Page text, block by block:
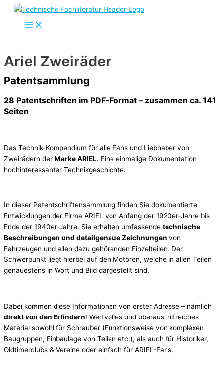
Zum
Ariel Zweiräder
Patentsammlung
28 Patentschriften im PDF-Format – zusammen ca. 141
Seiten
Das Technik-Kompendium für alle Fans und Liebhaber von
Zweirädern der Marke ARIEL. Eine einmalige Dokumentation
hochinteressanter Technikgeschichte.
In dieser Patentschriftensammlung finden Sie dokumentierte
Entwicklungen der Firma ARIEL von Anfang der 1920er-Jahre bis
Ende der 1940er-Jahre. Sie erhalten umfassende technische
Beschreibungen und detailgenaue Zeichnungen von
Fahrzeugen und allen dazu gehörenden Einzelteilen. Der
Schwerpunkt liegt hierbei auf den Motoren, welche in allen Teilen
genauestens in Wort und Bild dargestellt sind.
Dabei kommen diese Informationen von erster Adresse – nämlich
direkt von den Erfindern! Wertvolles und überaus hilfreiches
Material sowohl für Schrauber (Funktionsweise von komplexen
Baugruppen, Einbaulage von Teilen etc.), als auch für Historiker,
Oldtimerclubs & Vereine oder einfach für ARIEL-Fans.